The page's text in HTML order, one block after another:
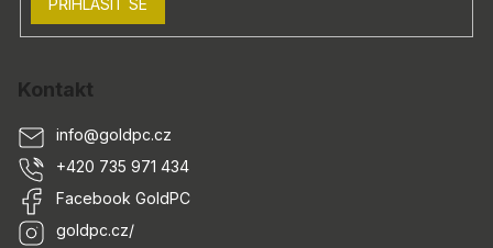
PŘIHLÁSIT SE
Kontakt
info@goldpc.cz
+420 735 971 434
Facebook GoldPC
goldpc.cz/